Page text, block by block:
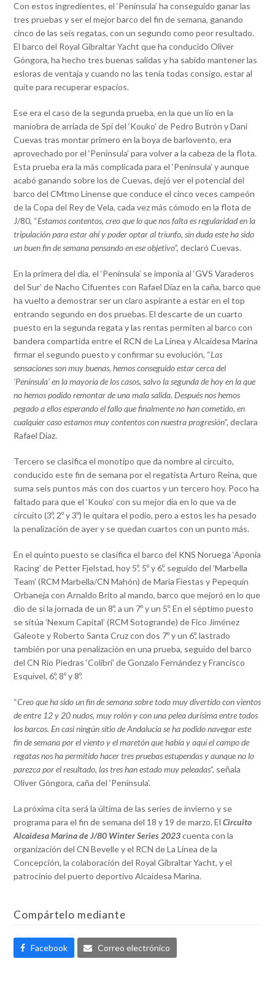
Con estos ingredientes, el ‘Península’ ha conseguido ganar las
tres pruebas y ser el mejor barco del fin de semana, ganando
cinco de las seis regatas, con un segundo como peor resultado.
El barco del Royal Gibraltar Yacht que ha conducido Oliver
Góngora, ha hecho tres buenas salidas y ha sabido mantener las
esloras de ventaja y cuando no las tenía todas consigo, estar al
quite para recuperar espacios.
Ese era el caso de la segunda prueba, en la que un lío en la
maniobra de arriada de Spi del ‘Kouko’ de Pedro Butrón y Dani
Cuevas tras montar primero en la boya de barlovento, era
aprovechado por el ‘Península’ para volver a la cabeza de la flota.
Esta prueba era la más complicada para el ‘Península’ y aunque
acabó ganando sobre los de Cuevas, dejó ver el potencial del
barco del CMtmo Linense que conduce el cinco veces campeón
de la Copa del Rey de Vela, cada vez más cómodo en la flota de
J/80, “Estamos contentos, creo que lo que nos falta es regularidad en la
tripulación para estar ahí y poder optar al triunfo, sin duda este ha sido
un buen fin de semana pensando en ese objetivo”,declaró Cuevas.
En la primera del día, el ‘Península’ se imponía al ‘GVS Varaderos
del Sur’ de Nacho Cifuentes con Rafael Díaz en la caña, barco que
ha vuelto a demostrar ser un claro aspirante a estar en el top
entrando segundo en dos pruebas. El descarte de un cuarto
puesto en la segunda regata y las rentas permiten al barco con
bandera compartida entre el RCN de La Línea y Alcaidesa Marina
firmar el segundo puesto y confirmar su evolución, “Las
sensaciones son muy buenas, hemos conseguido estar cerca del
‘Península’ en la mayoría de los casos, salvo la segunda de hoy en la que
no hemos podido remontar de una mala salida. Después nos hemos
pegado a ellos esperando el fallo que finalmente no han cometido, en
cualquier caso estamos muy contentos con nuestra progresión”, declara
Rafael Díaz.
Tercero se clasifica el monotipo que da nombre al circuito,
conducido este fin de semana por el regatista Arturo Reina, que
suma seis puntos más con dos cuartos y un tercero hoy. Poco ha
faltado para que el ‘Kouko’ con su mejor día en lo que va de
circuito (3º, 2º y 3º) le quitara el podio, pero a estos les ha pesado
la penalización de ayer y se quedan cuartos con un punto más.
En el quinto puesto se clasifica el barco del KNS Noruega ‘Aponia
Racing’ de Petter Fjelstad, hoy 5º, 5º y 6º, seguido del ‘Marbella
Team’ (RCM Marbella/CN Mahón) de María Fiestas y Pepequín
Orbaneja con Arnaldo Brito al mando, barco que mejoró en lo que
dio de si la jornada de un 8º, a un 7º y un 5º. En el séptimo puesto
se sitúa ’Nexum Capital’ (RCM Sotogrande) de Fico Jiménez
Galeote y Roberto Santa Cruz con dos 7º y un 6º, lastrado
también por una penalización en una prueba, seguido del barco
del CN Río Piedras ‘Colibri’ de Gonzalo Fernández y Francisco
Esquivel, 6º, 8º y 8º.
“Creo que ha sido un fin de semana sobre todo muy divertido con vientos
de entre 12 y 20 nudos, muy rolón y con una pelea durísima entre todos
los barcos. En casi ningún sitio de Andalucía se ha podido navegar este
fin de semana por el viento y el maretón que había y aquí el campo de
regatas nos ha permitido hacer tres pruebas estupendas y aunque no lo
parezca por el resultado, las tres han estado muy peleadas”, señala
Oliver Góngora, caña del ‘Península’.
La próxima cita será la última de las series de invierno y se
programa para el fin de semana del 18 y 19 de marzo. ElCircuito
Alcaidesa Marina de J/80 Winter Series 2023cuenta con la
organización del CN Bevelle y el RCN de La Línea de la
Concepción, la colaboración del Royal Gibraltar Yacht, y el
patrocinio del puerto deportivo Alcaidesa Marina.
Compártelo mediante
Facebook Correo electrónico